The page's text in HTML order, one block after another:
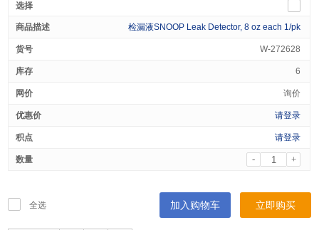
检漏液SNOOP Leak Detector, 8 oz each 1/pk
W-272628
6
询价
请登录
请登录
- +
全选 加入购物车 立即购买